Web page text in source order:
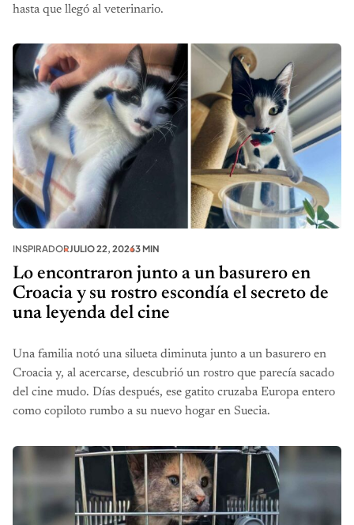
hasta que llegó al veterinario.
INSPIRADORJULIO 22, 20263 MIN
Lo encontraron junto a un basurero en
Croacia y su rostro escondía el secreto de
una leyenda del cine
Una familia notó una silueta diminuta junto a un basurero en
Croacia y, al acercarse, descubrió un rostro que parecía sacado
del cine mudo. Días después, ese gatito cruzaba Europa entero
como copiloto rumbo a su nuevo hogar en Suecia.